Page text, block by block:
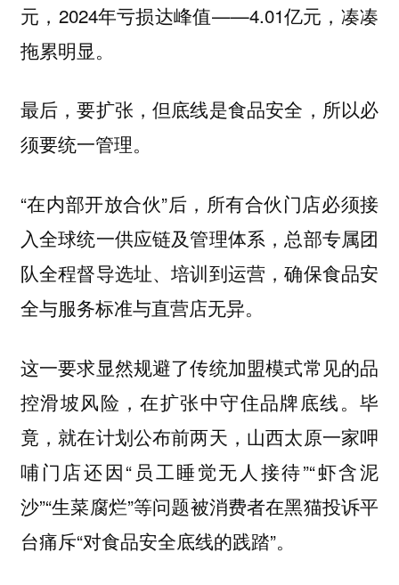
元，2024年亏损达峰值——4.01亿元，凑凑
拖累明显。
最后，要扩张，但底线是食品安全，所以必
须要统一管理。
“在内部开放合伙”后，所有合伙门店必须接
入全球统一供应链及管理体系，总部专属团
队全程督导选址、培训到运营，确保食品安
全与服务标准与直营店无异。
这一要求显然规避了传统加盟模式常见的品
控滑坡风险，在扩张中守住品牌底线。毕
竟，就在计划公布前两天，山西太原一家呷
哺门店还因“员工睡觉无人接待”“虾含泥
沙”“生菜腐烂”等问题被消费者在黑猫投诉平
台痛斥“对食品安全底线的践踏”。